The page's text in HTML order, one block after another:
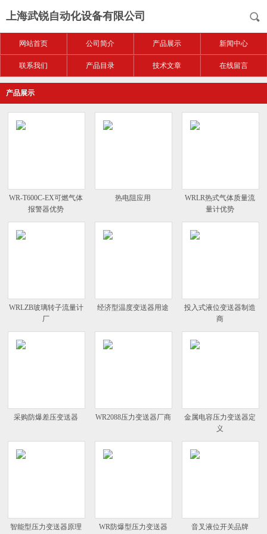
上海武锐自动化设备有限公司
网站首页 公司简介 产品展示 新闻中心
联系我们 产品目录 技术文章 在线留言
产品展示
WR-T600C-EX可燃气体
报警器优势
热电阻应用
WRLR热式气体质量流
量计优势
WRLZB玻璃转子流量计
厂
经济型温度变送器用途
投入式液位变送器制造
商
采购防爆差压变送器 WR2088压力变送器厂商
金属电容压力变送器定
义
智能型压力变送器原理
WR防爆型压力变送器
音叉液位开关品牌